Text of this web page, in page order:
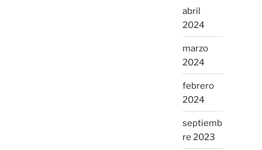
abril
2024
marzo
2024
febrero
2024
septiemb
re 2023